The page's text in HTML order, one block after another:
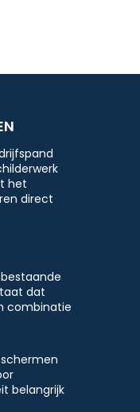
het
direct
dat
combinatie
belangrijk